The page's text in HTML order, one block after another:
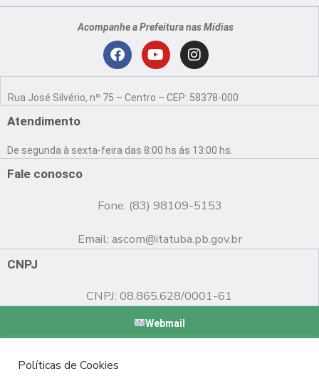
Acompanhe a Prefeitura nas Mídias
F
c
o
o
Y
u
b
e
I
n
s
g
r
Rua José Silvério, nº 75 – Centro – CEP: 58378-000
Atendimento
De segunda à sexta-feira das 8:00 hs ás 13:00 hs.
Fale conosco
Fone: (83) 98109-5153
Email: ascom@itatuba.pb.gov.br
CNPJ
CNPJ: 08.865.628/0001-61
Webmail
Políticas de Cookies